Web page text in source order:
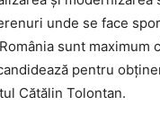
unde se face
sunt maximum
pentru
Cătălin Tolontan.